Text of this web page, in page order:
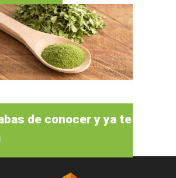
de conocer y ya te